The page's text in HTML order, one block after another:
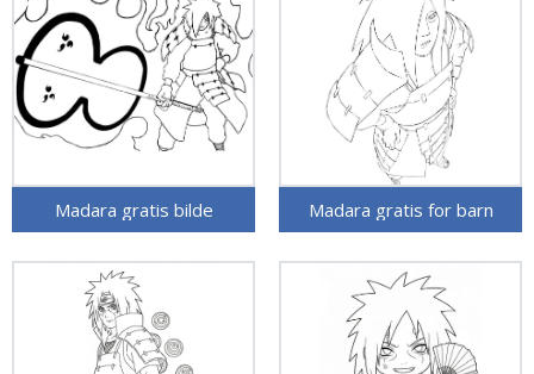
Madara gratis bilde Madara gratis for barn